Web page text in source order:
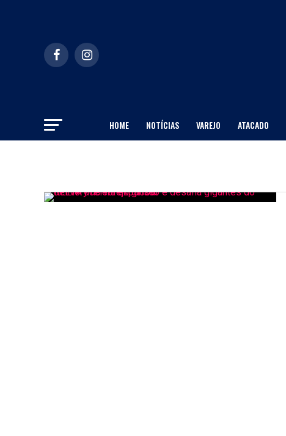
HOME NOTÍCIAS VAREJO ATACADO